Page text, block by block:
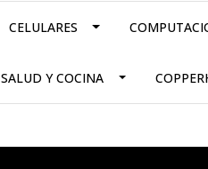
CELULARES
SALUD Y COCINA